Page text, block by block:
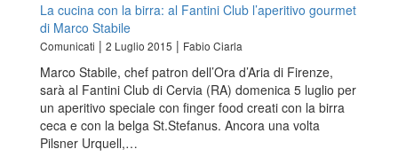
La cucina con la birra: al Fantini Club l’aperitivo gourmet
di Marco Stabile
Comunicati | 2 Luglio 2015 | Fabio Ciarla
Marco Stabile, chef patron dell’Ora d’Aria di Firenze,
sarà al Fantini Club di Cervia (RA) domenica 5 luglio per
un aperitivo speciale con finger food creati con la birra
ceca e con la belga St.Stefanus. Ancora una volta
Pilsner Urquell,…